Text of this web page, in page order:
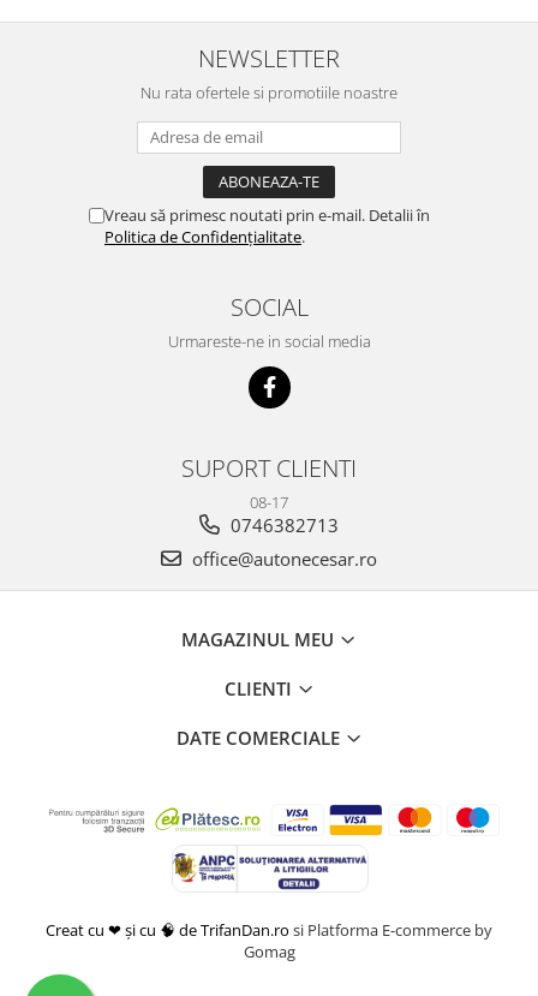
NEWSLETTER
Nu rata ofertele si promotiile noastre
Vreau să primesc noutati prin e-mail. Detalii în
Politica de Confidențialitate.
SOCIAL
Urmareste-ne in social media
SUPORT CLIENTI
08-17
0746382713
office@autonecesar.ro
MAGAZINUL MEU
CLIENTI
DATE COMERCIALE
Creat cu ❤ și cu 🧠 de TrifanDan.ro si Platforma E-commerce by
Gomag